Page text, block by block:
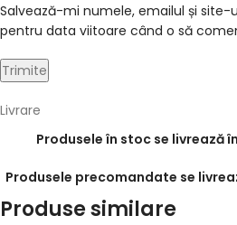
Salvează-mi numele, emailul și
pentru data viitoare când o să
Livrare
Produsele în stoc se livrează
Produsele precomandate se
Produse similare